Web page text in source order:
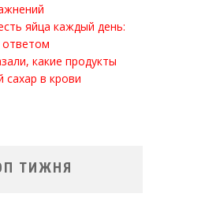
яйца каждый день:
ответом
какие продукты
в крови
ТИЖНЯ